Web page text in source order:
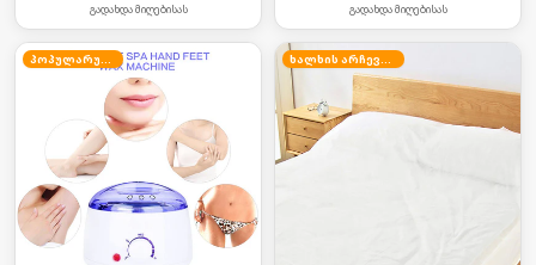
გადახდა მიღებისას გადახდა მიღებისას
პოპულარული ხალხის არჩევანი